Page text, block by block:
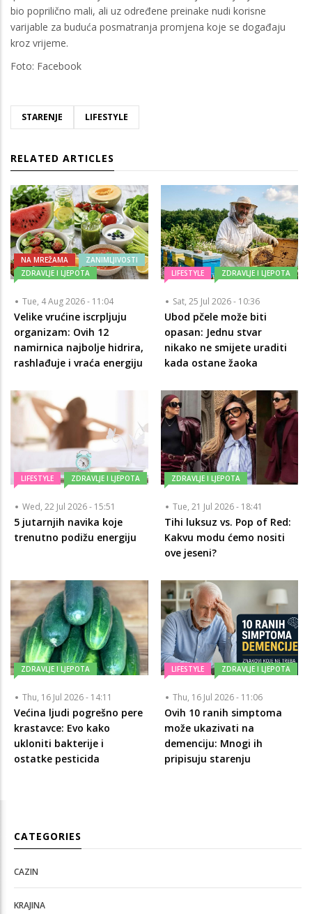
bio poprilično mali, ali uz određene preinake nudi korisne
varijable za buduća posmatranja promjena koje se događaju
kroz vrijeme.
Foto: Facebook
STARENJE LIFESTYLE
RELATED ARTICLES
NA MREŽAMA
ZANIMLJIVOSTI
ZDRAVLJE I LJEPOTA
Tue, 4 Aug 2026 - 11:04
Velike vrućine iscrpljuju
organizam: Ovih 12
namirnica najbolje hidrira,
rashlađuje i vraća energiju
LIFESTYLE ZDRAVLJE I LJEPOTA
Sat, 25 Jul 2026 - 10:36
Ubod pčele može biti
opasan: Jednu stvar
nikako ne smijete uraditi
kada ostane žaoka
LIFESTYLE ZDRAVLJE I LJEPOTA
Wed, 22 Jul 2026 - 15:51
5 jutarnjih navika koje
trenutno podižu energiju
ZDRAVLJE I LJEPOTA
Tue, 21 Jul 2026 - 18:41
Tihi luksuz vs. Pop of Red:
Kakvu modu ćemo nositi
ove jeseni?
ZDRAVLJE I LJEPOTA
Thu, 16 Jul 2026 - 14:11
Većina ljudi pogrešno pere
krastavce: Evo kako
ukloniti bakterije i
ostatke pesticida
LIFESTYLE ZDRAVLJE I LJEPOTA
Thu, 16 Jul 2026 - 11:06
Ovih 10 ranih simptoma
može ukazivati na
demenciju: Mnogi ih
pripisuju starenju
CATEGORIES
CAZIN
KRAJINA